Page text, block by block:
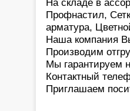
Профнастил,
арматура,
Наша компания
Производим
Мы гарантируем
Контактный
Приглашаем